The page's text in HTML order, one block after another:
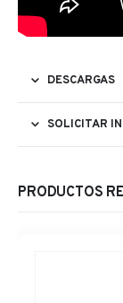
DESCARGAS
SOLICITAR
PRODUCTOS